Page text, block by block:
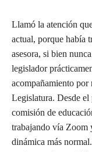
Llamó la atención
actual, porque había
asesora, si bien
legislador
acompañamiento
Legislatura. Desde
comisión de
trabajando vía Zoom
dinámica más